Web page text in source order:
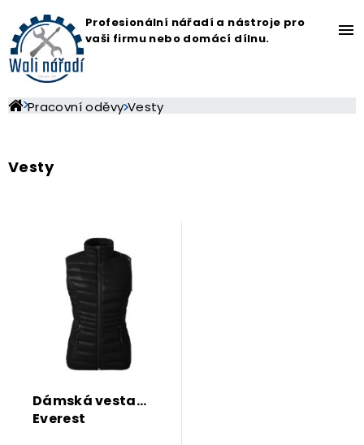
Profesionální nářadí a nástroje pro
vaši firmu nebo domácí dílnu.
Pracovní oděvy Vesty
Vesty
Dámská vesta
Everest
menu